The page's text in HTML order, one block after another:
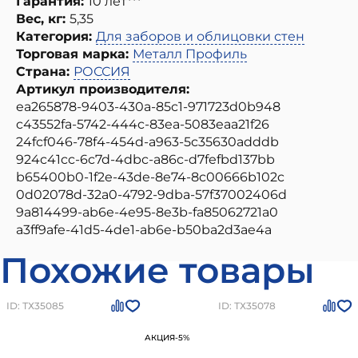
Вес, кг: 5,35
Категория: Для заборов и облицовки стен
Торговая марка: Металл Профиль
Страна: РОССИЯ
Артикул производителя:
ea265878-9403-430a-85c1-971723d0b948
c43552fa-5742-444c-83ea-5083eaa21f26
24fcf046-78f4-454d-a963-5c35630adddb
924c41cc-6c7d-4dbc-a86c-d7fefbd137bb
b65400b0-1f2e-43de-8e74-8c00666b102c
0d02078d-32a0-4792-9dba-57f37002406d
9a814499-ab6e-4e95-8e3b-fa85062721a0
a3ff9afe-41d5-4de1-ab6e-b50ba2d3ae4a
Похожие товары
ID: ТХ35085
АКЦИЯ-5%
ID: ТХ35078